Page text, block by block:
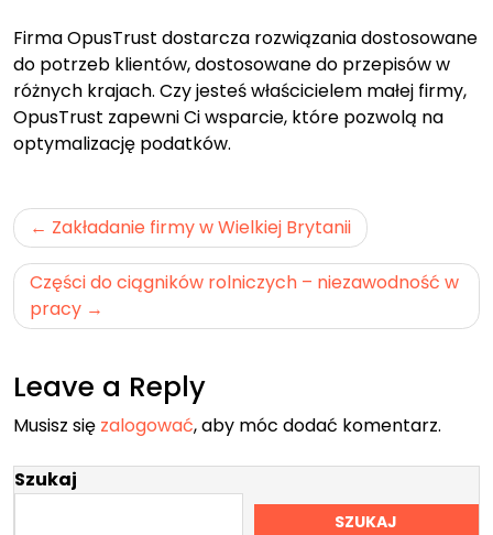
Firma OpusTrust dostarcza rozwiązania dostosowane
do potrzeb klientów, dostosowane do przepisów w
różnych krajach. Czy jesteś właścicielem małej firmy,
OpusTrust zapewni Ci wsparcie, które pozwolą na
optymalizację podatków.
Nawigacja
wpisu
Zakładanie firmy w Wielkiej Brytanii
Części do ciągników rolniczych – niezawodność w
pracy
Leave a Reply
Musisz się zalogować, aby móc dodać komentarz.
Szukaj
SZUKAJ